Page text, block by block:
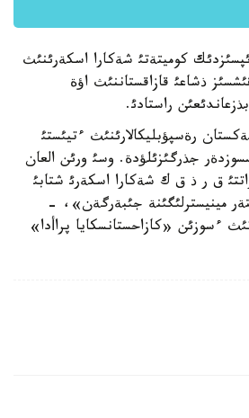
كوميتةتئ شةكارا اسكةرئنئث
ذشاعئ قازاقستاننئث اؤة
راستادئ.
رةسپؤبليكالارئنئث ءتيئستئ
جذرگئزئلؤدة. وسئ ورئن العان
ق ر ذ ق ك شةكارا اسكةرئ شتابئ
مينيسترلئگئنة جئبةرگةن»، -
ءسوزئن «كازاحستانسكايا پراأدا»